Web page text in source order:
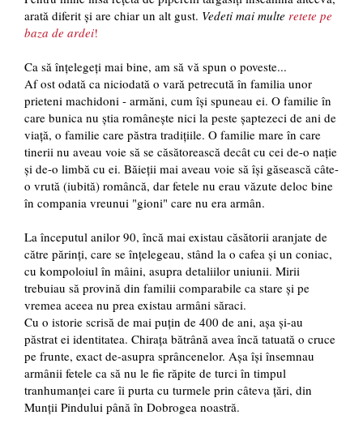
arată diferit și are chiar un alt gust. Vedeti mai multe retete pe
baza de ardei!
Ca să înțelegeți mai bine, am să vă spun o poveste...
Af ost odată ca niciodată o vară petrecută în familia unor
prieteni machidoni - armăni, cum își spuneau ei. O familie în
care bunica nu știa românește nici la peste șaptezeci de ani de
viață, o familie care păstra tradițiile. O familie mare în care
tinerii nu aveau voie să se căsătorească decât cu cei de-o nație
și de-o limbă cu ei. Băieții mai aveau voie să își găsească câte-
o vrută (iubită) româncă, dar fetele nu erau văzute deloc bine
în compania vreunui "gioni" care nu era armân.
La începutul anilor 90, încă mai existau căsătorii aranjate de
către părinți, care se înțelegeau, stând la o cafea și un coniac,
cu kompoloiul în mâini, asupra detaliilor uniunii. Mirii
trebuiau să provină din familii comparabile ca stare și pe
vremea aceea nu prea existau armâni săraci.
Cu o istorie scrisă de mai puțin de 400 de ani, așa și-au
păstrat ei identitatea. Chirața bătrână avea încă tatuată o cruce
pe frunte, exact de-asupra sprâncenelor. Așa își însemnau
armânii fetele ca să nu le fie răpite de turci în timpul
tranhumanței care îi purta cu turmele prin câteva țări, din
Munții Pindului până în Dobrogea noastră.